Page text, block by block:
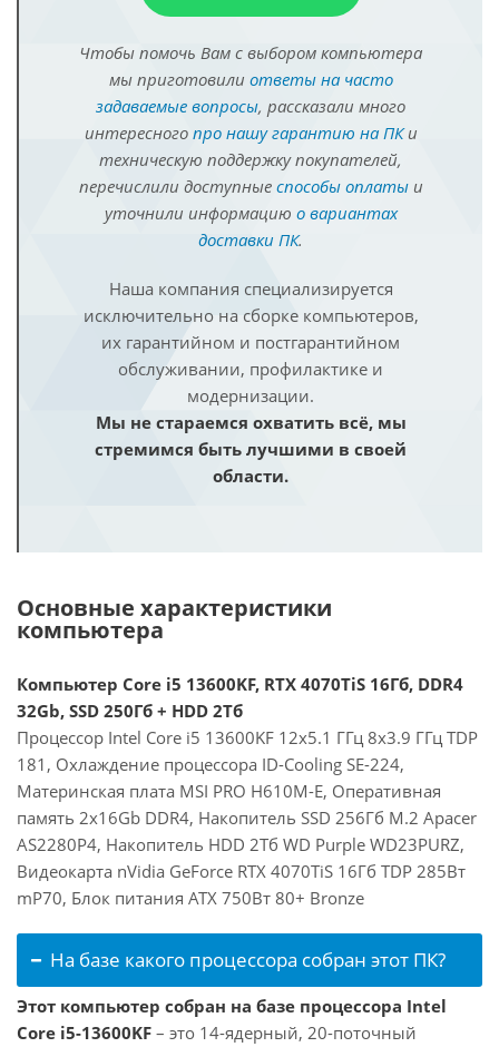
Чтобы помочь Вам с выбором компьютера
мы приготовили ответы на часто
задаваемые вопросы, рассказали много
интересного про нашу гарантию на ПКи
техническую поддержку покупателей,
перечислили доступные способы оплатыи
уточнили информацию о вариантах
доставки ПК.
Наша компания специализируется
исключительно на сборке компьютеров,
их гарантийном и постгарантийном
обслуживании, профилактике и
модернизации.
Мы не стараемся охватить всё, мы
стремимся быть лучшими в своей
области.
Основные характеристики
компьютера
Компьютер Core i5 13600KF, RTX 4070TiS 16Гб, DDR4
32Gb, SSD 250Гб + HDD 2Тб
Процессор Intel Core i5 13600KF 12x5.1 ГГц 8x3.9 ГГц TDP
181, Охлаждение процессора ID-Cooling SE-224,
Материнская плата MSI PRO H610M-E, Оперативная
память 2x16Gb DDR4, Накопитель SSD 256Гб M.2 Apacer
AS2280P4, Накопитель HDD 2Тб WD Purple WD23PURZ,
Видеокарта nVidia GeForce RTX 4070TiS 16Гб TDP 285Вт
mP70, Блок питания ATX 750Вт 80+ Bronze
На базе какого процессора собран этот ПК?
Этот компьютер собран на базе процессора Intel
Core i5-13600KF – это 14-ядерный, 20-поточный